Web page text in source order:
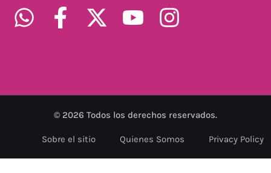
© 2026 Todos los derechos reservados.
Sobre el sitio Quienes Somos Privacy Policy